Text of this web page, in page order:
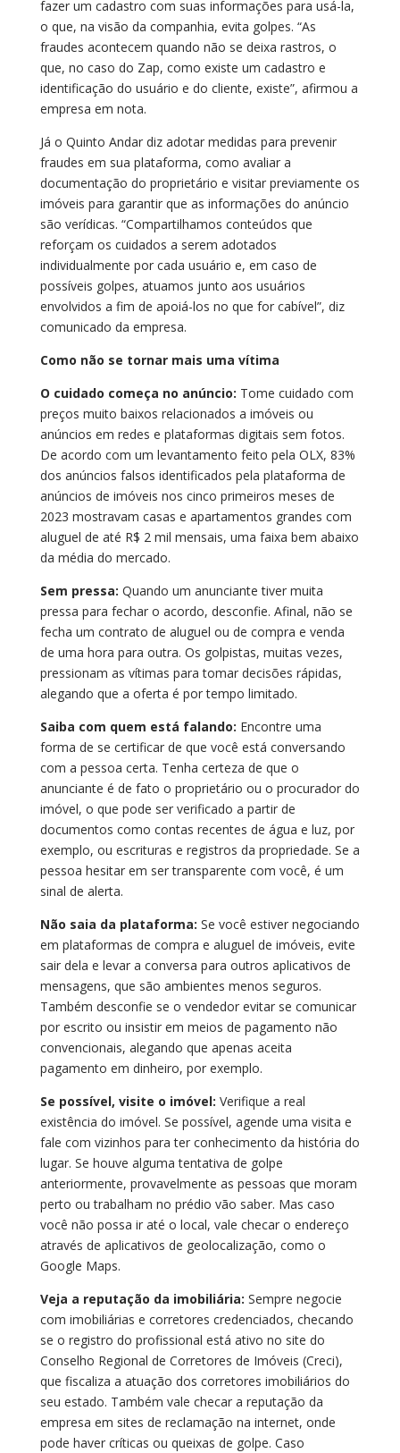
fazer um cadastro com suas informações para usá-la,
o que, na visão da companhia, evita golpes. “As
fraudes acontecem quando não se deixa rastros, o
que, no caso do Zap, como existe um cadastro e
identificação do usuário e do cliente, existe”, afirmou a
empresa em nota.
Já o Quinto Andar diz adotar medidas para prevenir
fraudes em sua plataforma, como avaliar a
documentação do proprietário e visitar previamente os
imóveis para garantir que as informações do anúncio
são verídicas. “Compartilhamos conteúdos que
reforçam os cuidados a serem adotados
individualmente por cada usuário e, em caso de
possíveis golpes, atuamos junto aos usuários
envolvidos a fim de apoiá-los no que for cabível”, diz
comunicado da empresa.
Como não se tornar mais uma vítima
O cuidado começa no anúncio: Tome cuidado com
preços muito baixos relacionados a imóveis ou
anúncios em redes e plataformas digitais sem fotos.
De acordo com um levantamento feito pela OLX, 83%
dos anúncios falsos identificados pela plataforma de
anúncios de imóveis nos cinco primeiros meses de
2023 mostravam casas e apartamentos grandes com
aluguel de até R$ 2 mil mensais, uma faixa bem abaixo
da média do mercado.
Sem pressa: Quando um anunciante tiver muita
pressa para fechar o acordo, desconfie. Afinal, não se
fecha um contrato de aluguel ou de compra e venda
de uma hora para outra. Os golpistas, muitas vezes,
pressionam as vítimas para tomar decisões rápidas,
alegando que a oferta é por tempo limitado.
Saiba com quem está falando: Encontre uma
forma de se certificar de que você está conversando
com a pessoa certa. Tenha certeza de que o
anunciante é de fato o proprietário ou o procurador do
imóvel, o que pode ser verificado a partir de
documentos como contas recentes de água e luz, por
exemplo, ou escrituras e registros da propriedade. Se a
pessoa hesitar em ser transparente com você, é um
sinal de alerta.
Não saia da plataforma: Se você estiver negociando
em plataformas de compra e aluguel de imóveis, evite
sair dela e levar a conversa para outros aplicativos de
mensagens, que são ambientes menos seguros.
Também desconfie se o vendedor evitar se comunicar
por escrito ou insistir em meios de pagamento não
convencionais, alegando que apenas aceita
pagamento em dinheiro, por exemplo.
Se possível, visite o imóvel: Verifique a real
existência do imóvel. Se possível, agende uma visita e
fale com vizinhos para ter conhecimento da história do
lugar. Se houve alguma tentativa de golpe
anteriormente, provavelmente as pessoas que moram
perto ou trabalham no prédio vão saber. Mas caso
você não possa ir até o local, vale checar o endereço
através de aplicativos de geolocalização, como o
Google Maps.
Veja a reputação da imobiliária: Sempre negocie
com imobiliárias e corretores credenciados, checando
se o registro do profissional está ativo no site do
Conselho Regional de Corretores de Imóveis (Creci),
que fiscaliza a atuação dos corretores imobiliários do
seu estado. Também vale checar a reputação da
empresa em sites de reclamação na internet, onde
pode haver críticas ou queixas de golpe. Caso